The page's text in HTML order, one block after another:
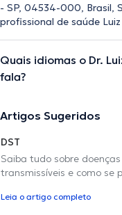
- SP, 04534-000, Brasil,
profissional de saúde
Quais idiomas o Dr.
fala?
Artigos Sugeridos
DST
Saiba tudo sobre
transmissíveis e como se
Leia o artigo completo